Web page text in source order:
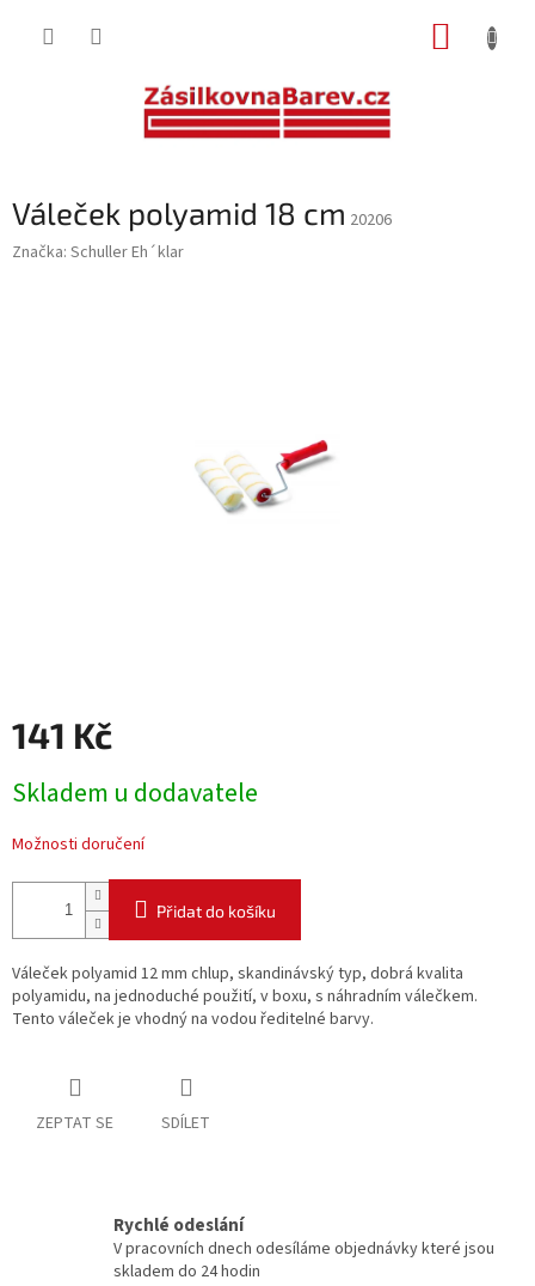
Váleček polyamid 18 cm 20206
Značka: Schuller Eh´klar
141 Kč
cena:
Skladem u dodavatele
Možnosti doručení
Přidat do košíku
Váleček polyamid 12 mm chlup, skandinávský typ, dobrá kvalita
polyamidu, na jednoduché použití, v boxu, s náhradním válečkem.
Tento váleček je vhodný na vodou ředitelné barvy.
ZEPTAT SE SDÍLET
Rychlé odeslání
V pracovních dnech odesíláme objednávky které jsou
skladem do 24 hodin